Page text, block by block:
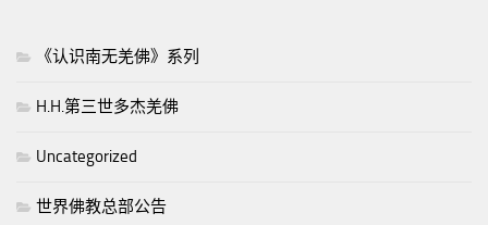
《认识南无羌佛》系列
H.H.第三世多杰羌佛
Uncategorized
世界佛教总部公告